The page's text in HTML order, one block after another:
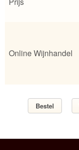
Online Wijnhandel
Bestel